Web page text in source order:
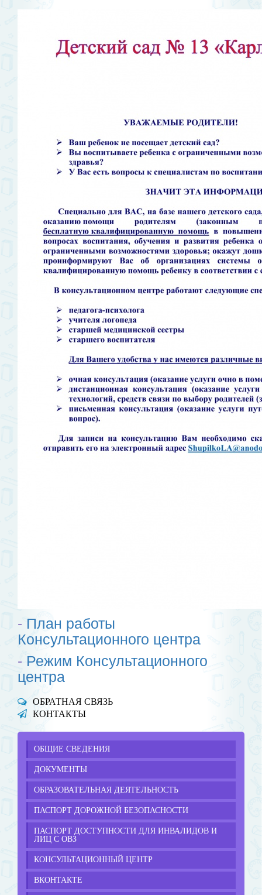
- План работы
Консультационного центра
- Режим Консультационного
центра
ОБРАТНАЯ СВЯЗЬ
КОНТАКТЫ
ОБЩИЕ СВЕДЕНИЯ
ДОКУМЕНТЫ
ОБРАЗОВАТЕЛЬНАЯ ДЕЯТЕЛЬНОСТЬ
ПАСПОРТ ДОРОЖНОЙ БЕЗОПАСНОСТИ
ПАСПОРТ ДОСТУПНОСТИ ДЛЯ ИНВАЛИДОВ И
ЛИЦ С ОВЗ
КОНСУЛЬТАЦИОННЫЙ ЦЕНТР
ВКОНТАКТЕ